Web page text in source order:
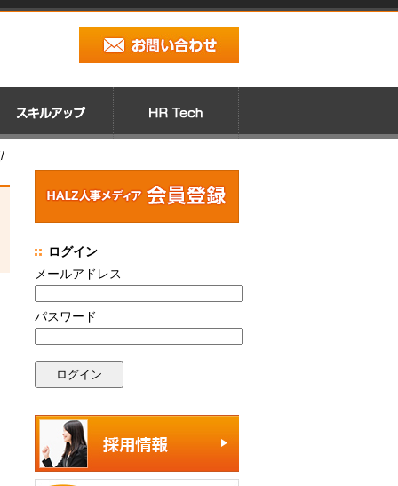
ログイン
メールアドレス
パスワード